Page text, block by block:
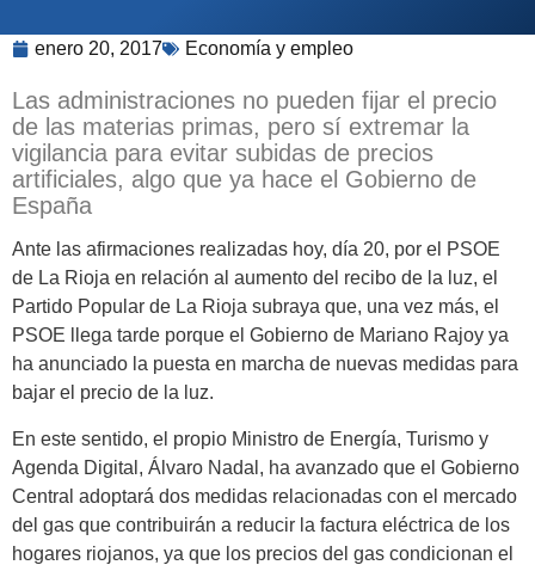
enero 20, 2017 Economía y empleo
Las administraciones no pueden fijar el precio
de las materias primas, pero sí extremar la
vigilancia para evitar subidas de precios
artificiales, algo que ya hace el Gobierno de
España
Ante las afirmaciones realizadas hoy, día 20, por el PSOE
de La Rioja en relación al aumento del recibo de la luz, el
Partido Popular de La Rioja subraya que, una vez más, el
PSOE llega tarde porque el Gobierno de Mariano Rajoy ya
ha anunciado la puesta en marcha de nuevas medidas para
bajar el precio de la luz.
En este sentido, el propio Ministro de Energía, Turismo y
Agenda Digital, Álvaro Nadal, ha avanzado que el Gobierno
Central adoptará dos medidas relacionadas con el mercado
del gas que contribuirán a reducir la factura eléctrica de los
hogares riojanos, ya que los precios del gas condicionan el